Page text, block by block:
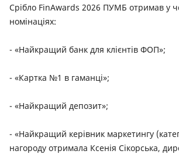
Срібло FinAwards 2026 ПУМБ отримав у
номінаціях:
- «Найкращий банк для клієнтів ФОП»;
- «Картка №1 в гаманці»;
- «Найкращий депозит»;
- «Найкращий керівник маркетингу
нагороду отримала Ксенія Сікорська,